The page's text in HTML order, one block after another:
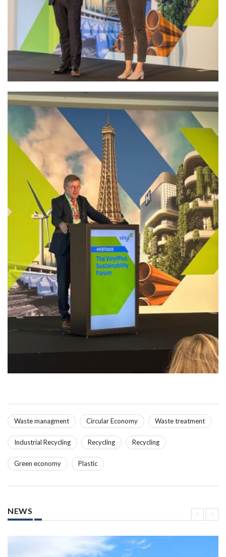
Waste managment Circular Economy Waste treatment
Industrial Recycling Recycling Recycling
Green economy Plastic
NEWS